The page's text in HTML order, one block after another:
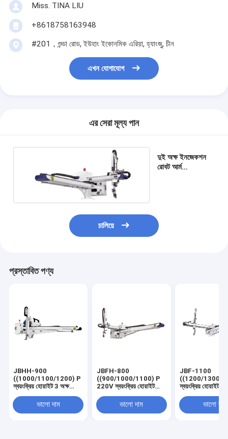
Miss. TINA LIU
+8618758163948
#201，শুন্ডা রোড, ইউহাং ইকোনমিক এরিয়া, হ্যাংজু, চীন
এখন যোগাযোগ
এর সেরা মূল্য পান
দুই অক্ষ ইনজেকশন
রোবট আর্ম
চালিয়ে
প্রস্তাবিত পণ্য
JBHH-900
((1000/1100/1200) P
স্বয়ংক্রিয় হোয়াইট 3 অক্ষ
ওপেন রোবোটিক আর্ম সঙ্গে
স্থিতিশীল কর্মক্ষমতা 220V
ভালো দাম
JBFH-800
((900/1000/1100) P
220V স্বয়ংক্রিয় হোয়াইট
সিস্টেম অ্যালুমিনিয়াম খাদ শিল্প
ম্যানিপুলেটর অস্ত্র
ভালো দাম
JBF-1100
((1200/1300)
স্বয়ংক্রিয় হোয়াইট
অটোমেশন রোবট ফুড
প্যাকেজিংয়ের জন্য
ভালো দাম